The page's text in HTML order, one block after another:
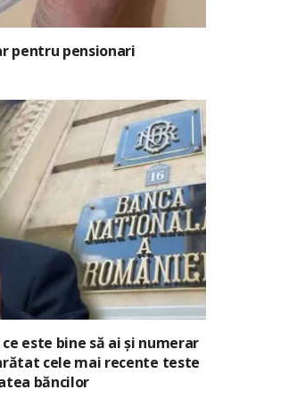
pentru pensionari
ce este bine să ai și numerar
cele mai recente teste
băncilor